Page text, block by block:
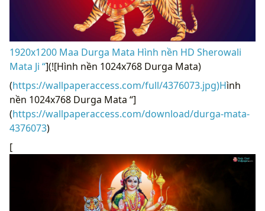
1920x1200 Maa Durga Mata Hình nền HD Sherowali
Mata Ji “](![Hình nền 1024x768 Durga Mata)
(https://wallpaperaccess.com/full/4376073.jpg)Hình
nền 1024x768 Durga Mata “]
(https://wallpaperaccess.com/download/durga-mata-
4376073)
[